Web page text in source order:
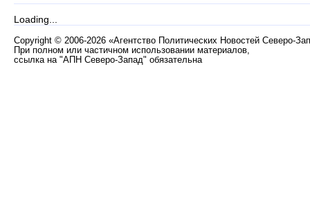
Loading...
Copyright © 2006-2026 «Агентство Политических Новостей Северо-
При полном или частичном использовании материалов,
ссылка на "АПН Северо-Запад" обязательна